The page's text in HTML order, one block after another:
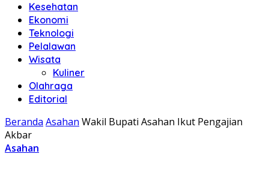
Kesehatan
Ekonomi
Teknologi
Pelalawan
Wisata
Kuliner
Olahraga
Editorial
Beranda Asahan Wakil Bupati Asahan Ikut Pengajian
Akbar
Asahan